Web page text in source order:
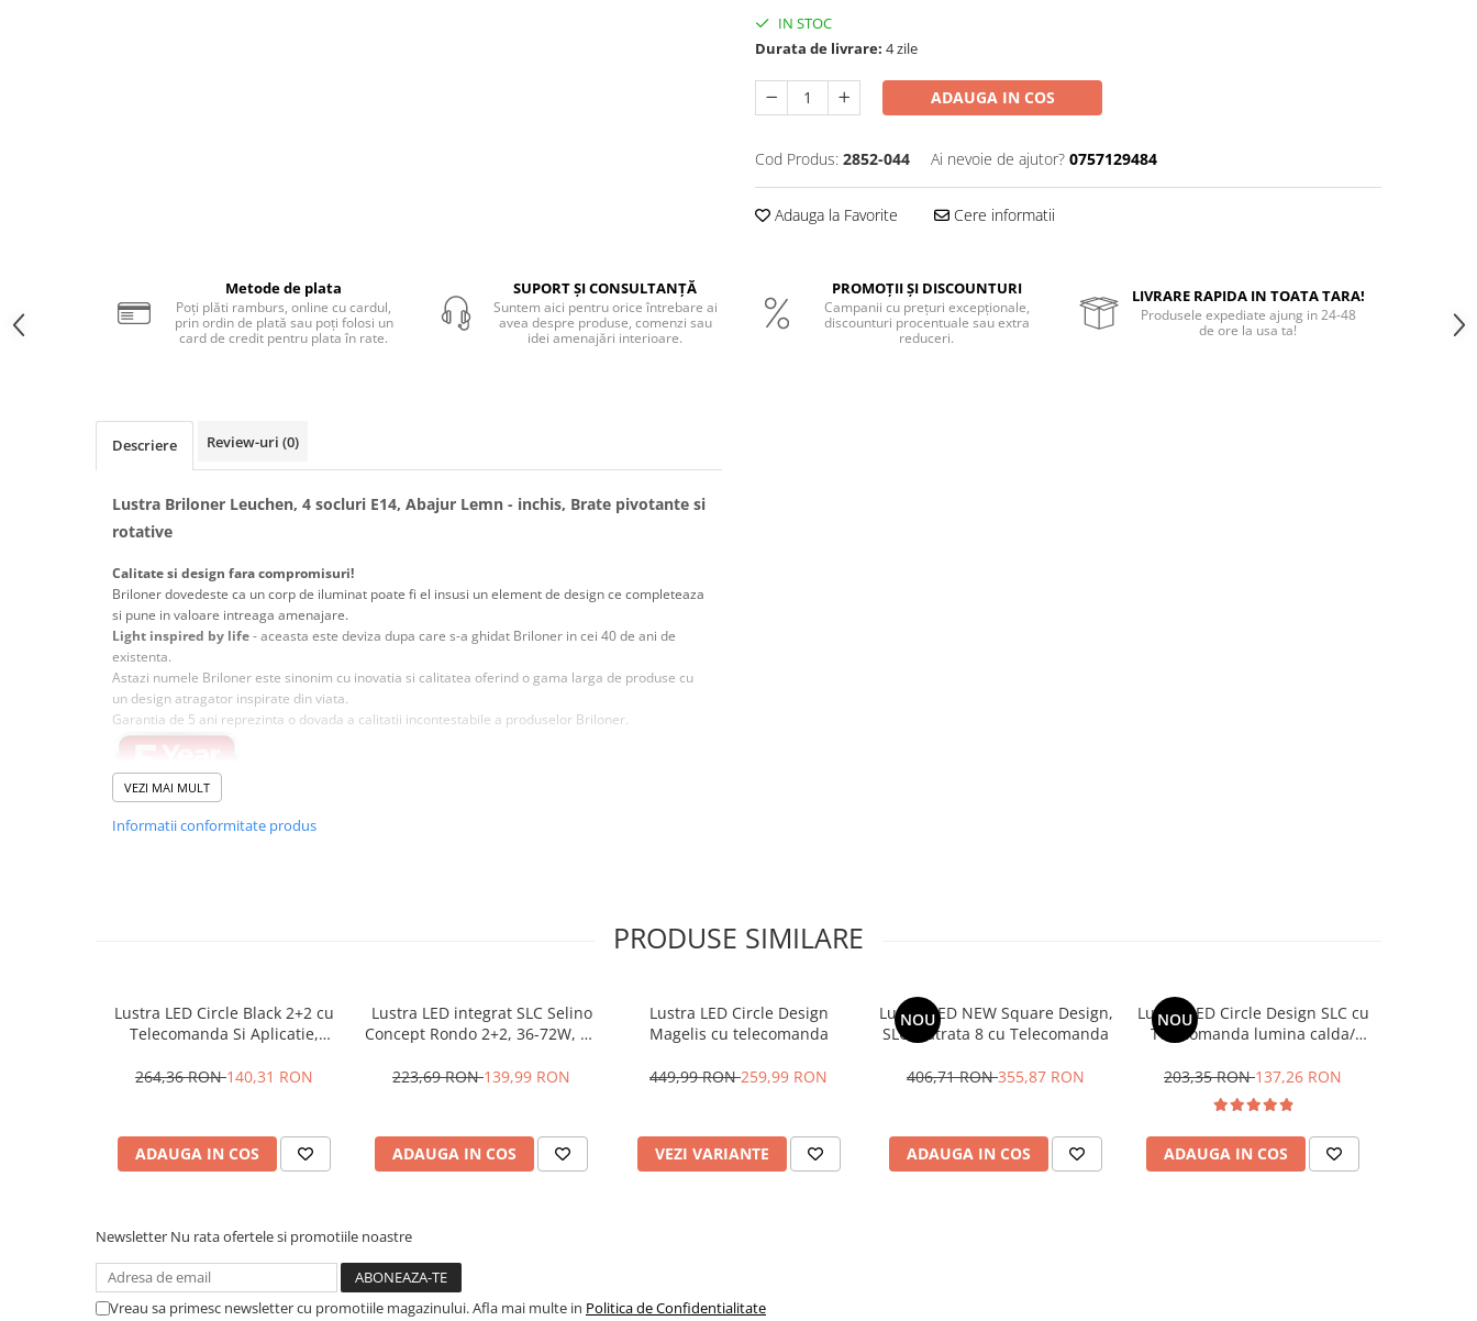
Iluminat spatiu comercial
Iluminat hala industriala
IN STOC
Durata de livrare: 4 zile
ADAUGA IN COS
Cod Produs: 2852-044 Ai nevoie de ajutor? 0757129484
Adauga la Favorite Cere informatii
Metode de plata
Poți plăti ramburs, online cu cardul,
prin ordin de plată sau poți folosi un
card de credit pentru plata în rate.
SUPORT ȘI CONSULTANȚĂ
Suntem aici pentru orice întrebare ai
avea despre produse, comenzi sau
idei amenajări interioare.
PROMOȚII ȘI DISCOUNTURI
Campanii cu prețuri excepționale,
discounturi procentuale sau extra
reduceri.
LIVRARE RAPIDA IN TOATA TARA!
Produsele expediate ajung in 24-48
de ore la usa ta!
Descriere Review-uri (0)
Lustra Briloner Leuchen, 4 socluri E14, Abajur Lemn - inchis, Brate pivotante si
rotative
Calitate si design fara compromisuri!
Briloner dovedeste ca un corp de iluminat poate fi el insusi un element de design ce completeaza
si pune in valoare intreaga amenajare.
Light inspired by life- aceasta este deviza dupa care s-a ghidat Briloner in cei 40 de ani de
existenta.
Astazi numele Briloner este sinonim cu inovatia si calitatea oferind o gama larga de produse cu
un design atragator inspirate din viata.
Garantia de 5 ani reprezinta o dovada a calitatii incontestabile a produselor Briloner.
alegere ideala fie ca vorbim de iluminat rezidential, spatii de birouri sau comerciale.
putand ilumina foarte bine livingul, dormitorul sau holul dumneavoastra.
Caracteristici tehnice:
Forma: Rotunda
Tip Corp Iluminat: Interior
Dimensiuni: Lungime x Inaltime baza in cm: 71.5 x 14.4 cm
Becuri incluse: Nu
Putere Max: 22 W
VEZI MAI MULT
Informatii conformitate produs
PRODUSE SIMILARE
Lustra LED Circle Black 2+2 cu
Telecomanda Si Aplicatie,
Intensitate reglabila
264,36 RON140,31 RON
ADAUGA IN COS
Lustra LED integrat SLC Selino
Concept Rondo 2+2, 36-72W, cu
lumina calda/neutra/rece,
223,69 RON139,99 RON
ADAUGA IN COS
Lustra LED Circle Design
Magelis cu telecomanda
449,99 RON259,99 RON
VEZI VARIANTE
NOU
Lustra LED NEW Square Design,
SLC, Patrata 8 cu Telecomanda
406,71 RON355,87 RON
ADAUGA IN COS
NOU
Lustra LED Circle Design SLC cu
Telecomanda lumina calda/
72W
203,35 RON137,26 RON
ADAUGA IN COS
Newsletter Nu rata ofertele si promotiile noastre
Vreau sa primesc newsletter cu promotiile magazinului. Afla mai multe in Politica de Confidentialitate